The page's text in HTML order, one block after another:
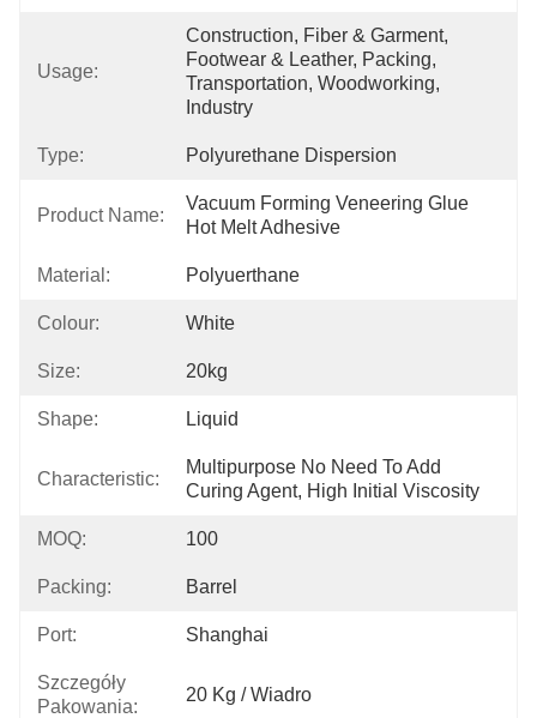
Usage:
Construction, Fiber & Garment,
Footwear & Leather, Packing,
Transportation, Woodworking,
Industry
Type: Polyurethane Dispersion
Product Name:
Vacuum Forming Veneering Glue
Hot Melt Adhesive
Material: Polyuerthane
Colour: White
Size: 20kg
Shape: Liquid
Characteristic:
Multipurpose No Need To Add
Curing Agent, High Initial Viscosity
MOQ: 100
Packing: Barrel
Port: Shanghai
Szczegóły
Pakowania:
20 Kg / Wiadro